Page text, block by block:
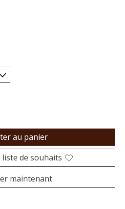
au panier
de souhaits
maintenant